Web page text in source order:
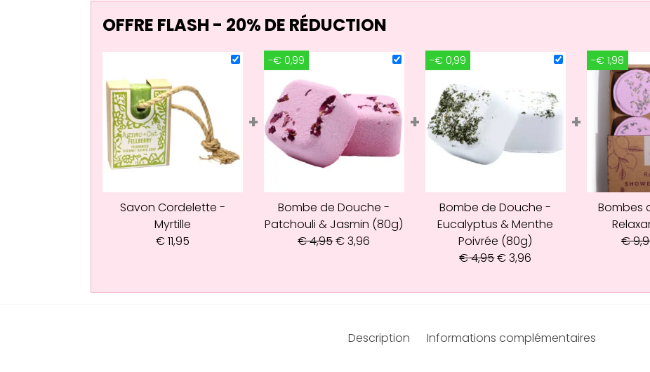
OFFRE FLASH - 20% DE RÉDUCTION
Savon Cordelette -
Myrtille
€11,95
+
-€ 0,99
Bombe de Douche -
Patchouli & Jasmin (80g)
€4,95€3,96
+
-€ 0,99
Bombe de Douche -
Eucalyptus & Menthe
Poivrée (80g)
€4,95€3,96
+
-€ 1,98
Bombes
€
Description Informations complémentaires